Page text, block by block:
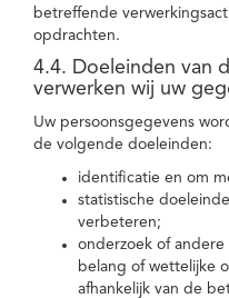
betreffende
opdrachten.
4.4. Doeleinden van
verwerken wij uw
Uw persoonsgegevens
de volgende doeleinden:
identificatie en om
statistische
verbeteren;
onderzoek of
belang of wettelijke
afhankelijk van de